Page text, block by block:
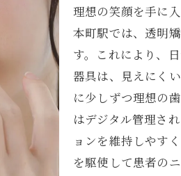
日吉本町駅の矯正技術が拓く
従来を超える矯正技術の進展
日吉本町駅の矯正治療で手に入れ
自信が持てる歯並びを手に入
矯正治療がもたらす自己肯定
日吉本町駅で実現する自信あ
矯正治療で得られるポジティ
理想の笑顔を手に
本町駅では、透明
す。これにより、
器具は、見えにく
に少しずつ理想の
はデジタル管理さ
ョンを維持しやす
を駆使して患者の